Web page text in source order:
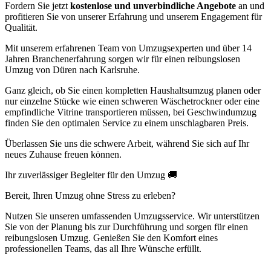
Fordern Sie jetzt kostenlose und unverbindliche Angebote an und
profitieren Sie von unserer Erfahrung und unserem Engagement für
Qualität.
Mit unserem erfahrenen Team von Umzugsexperten und über 14
Jahren Branchenerfahrung sorgen wir für einen reibungslosen
Umzug von Düren nach Karlsruhe.
Ganz gleich, ob Sie einen kompletten Haushaltsumzug planen oder
nur einzelne Stücke wie einen schweren Wäschetrockner oder eine
empfindliche Vitrine transportieren müssen, bei Geschwindumzug
finden Sie den optimalen Service zu einem unschlagbaren Preis.
Überlassen Sie uns die schwere Arbeit, während Sie sich auf Ihr
neues Zuhause freuen können.
Ihr zuverlässiger Begleiter für den Umzug 🚚
Bereit, Ihren Umzug ohne Stress zu erleben?
Nutzen Sie unseren umfassenden Umzugsservice. Wir unterstützen
Sie von der Planung bis zur Durchführung und sorgen für einen
reibungslosen Umzug. Genießen Sie den Komfort eines
professionellen Teams, das all Ihre Wünsche erfüllt.